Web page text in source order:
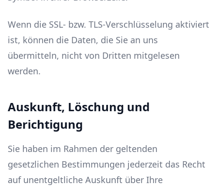
Wenn die SSL- bzw. TLS-Verschlüsselung aktiviert
ist, können die Daten, die Sie an uns
übermitteln, nicht von Dritten mitgelesen
werden.
Auskunft, Löschung und
Berichtigung
Sie haben im Rahmen der geltenden
gesetzlichen Bestimmungen jederzeit das Recht
auf unentgeltliche Auskunft über Ihre